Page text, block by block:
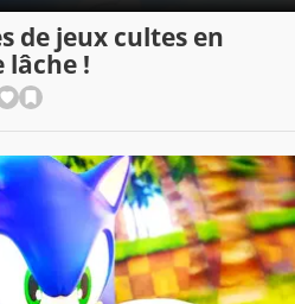
de jeux cultes en
lâche !